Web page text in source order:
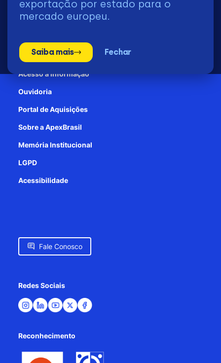
exportação por estado para o
mercado europeu.
Saiba mais Fechar
Patrocínio
Acesso à informação
Ouvidoria
Portal de Aquisições
Sobre a ApexBrasil
Memória Institucional
LGPD
Acessibilidade
Fale Conosco
Redes Sociais
Reconhecimento